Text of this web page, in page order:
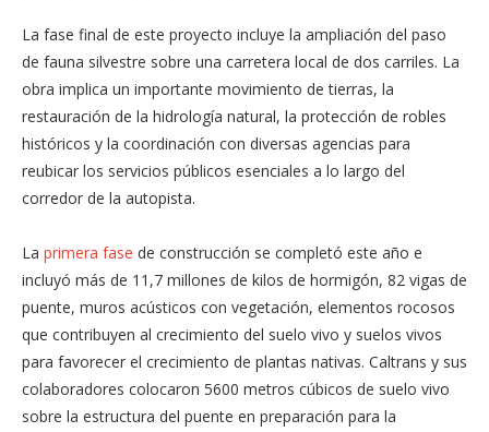
La fase final de este proyecto incluye la ampliación del paso
de fauna silvestre sobre una carretera local de dos carriles. La
obra implica un importante movimiento de tierras, la
restauración de la hidrología natural, la protección de robles
históricos y la coordinación con diversas agencias para
reubicar los servicios públicos esenciales a lo largo del
corredor de la autopista.
La primera fase de construcción se completó este año e
incluyó más de 11,7 millones de kilos de hormigón, 82 vigas de
puente, muros acústicos con vegetación, elementos rocosos
que contribuyen al crecimiento del suelo vivo y suelos vivos
para favorecer el crecimiento de plantas nativas. Caltrans y sus
colaboradores colocaron 5600 metros cúbicos de suelo vivo
sobre la estructura del puente en preparación para la